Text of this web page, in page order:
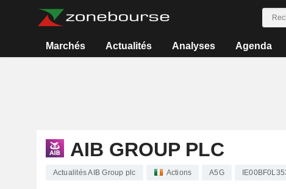
Marchés Actualités Analyses Agenda
AIB GROUP PLC
Actualités AIB Group plc Actions A5G